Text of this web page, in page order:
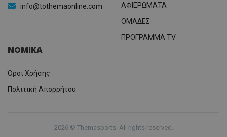
info@tothemaonline.com
ΑΦΙΕΡΩΜΑΤΑ
ΟΜΑΔΕΣ
ΠΡΟΓΡΑΜΜΑ TV
ΝΟΜΙΚΑ
Όροι Χρήσης
Πολιτική Απορρήτου
2026 © Themasports. All rights reserved.